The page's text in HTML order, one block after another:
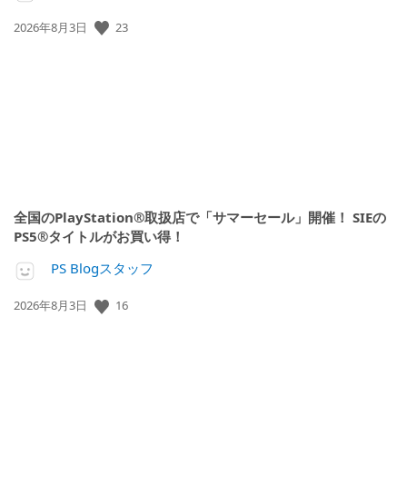
公
2026年8月3日 23
全国のPlayStation®取扱店で「サマーセール」開催！ SIEの
PS5®タイトルがお買い得！
PS Blogスタッフ
公
2026年8月3日 16